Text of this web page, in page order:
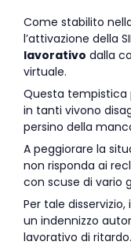
Come stabilito
l’attivazione della
lavorativo dalla
virtuale.
Questa tempistica
in tanti vivono
persino della
A peggiorare la
non risponda ai
con scuse di vario
Per tale
un indennizzo
lavorativo di ritardo.